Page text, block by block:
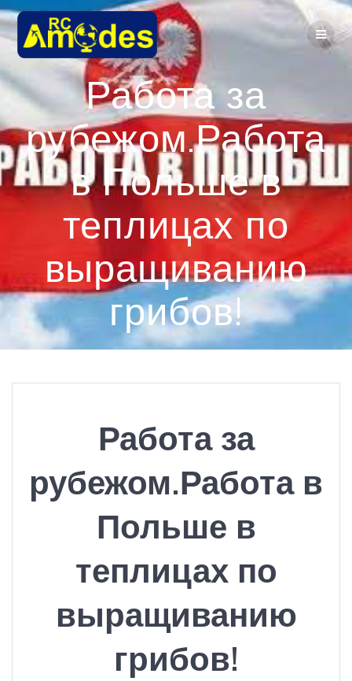
Перейти
к
контенту
Работа за
рубежом.Работа
в Польше в
теплицах по
выращиванию
грибов!
Работа за
рубежом.Работа в
Польше в
теплицах по
выращиванию
грибов!